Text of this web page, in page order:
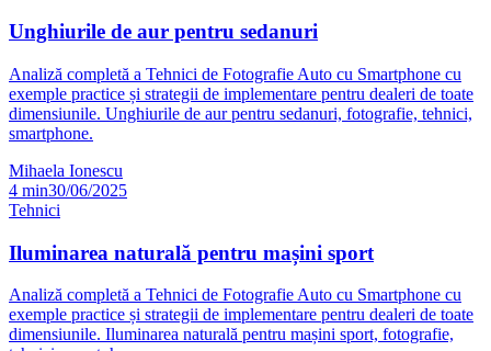
Unghiurile de aur pentru sedanuri
Analiză completă a Tehnici de Fotografie Auto cu Smartphone cu
exemple practice și strategii de implementare pentru dealeri de toate
dimensiunile. Unghiurile de aur pentru sedanuri, fotografie, tehnici,
smartphone.
Mihaela Ionescu
4 min30/06/2025
Tehnici
Iluminarea naturală pentru mașini sport
Analiză completă a Tehnici de Fotografie Auto cu Smartphone cu
exemple practice și strategii de implementare pentru dealeri de toate
dimensiunile. Iluminarea naturală pentru mașini sport, fotografie,